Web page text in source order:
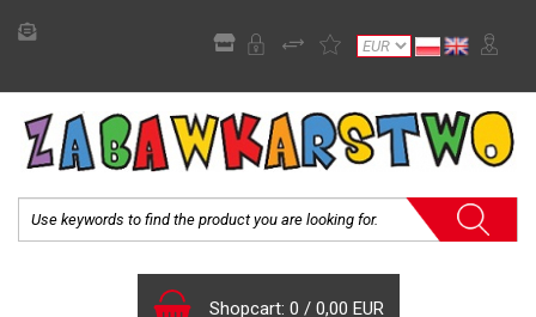
Shopcart: 0 / 0,00 EUR